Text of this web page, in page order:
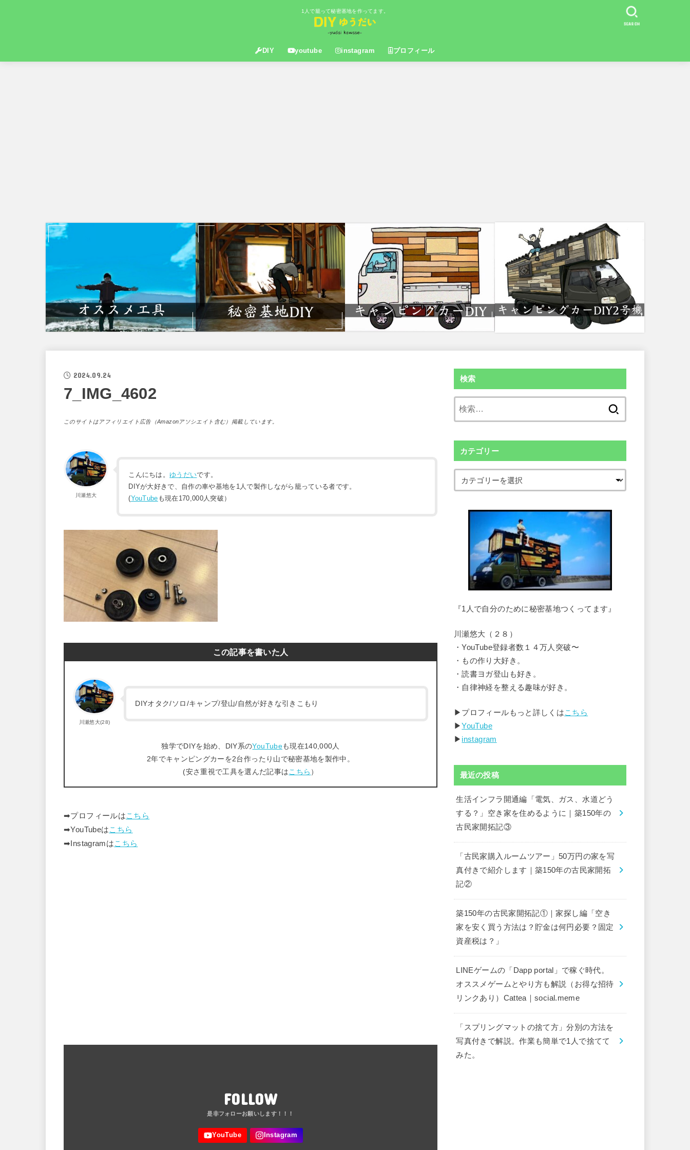
1人で籠って秘密基地を作ってます。
DIY youtube instagram プロフィール
SEARCH
2024.09.24
7_IMG_4602
このサイトはアフィリエイト広告（Amazonアソシエイト含む）掲載しています。
川瀬悠大
こんにちは。ゆうだいです。
DIYが大好きで、自作の車や基地を1人で製作しながら籠っている者です。
(YouTube も現在170,000人突破）
この記事を書いた人
川瀬悠大(28)
DIYオタク/ソロ/キャンプ/登山/自然が好きな引きこもり
独学でDIYを始め、DIY系のYouTubeも現在140,000人
2年でキャンピングカーを2台作ったり山で秘密基地を製作中。
(安さ重視で工具を選んだ記事はこちら ）
➡︎プロフィールはこちら
➡︎YouTubeはこちら
➡︎Instagramはこちら
FOLLOW
検索
カテゴリー
『1人で自分のために秘密基地つくってます』
川瀬悠大（２８）
・YouTube登録者数１４万人突破〜
・もの作り大好き。
・読書ヨガ登山も好き。
・自律神経を整える趣味が好き。
▶︎プロフィールもっと詳しくはこちら
▶︎YouTube
▶︎ instagram
最近の投稿
生活インフラ開通編「電気、ガス、水道どう
する？」空き家を住めるように｜築150年の
古民家開拓記③
「古民家購入ルームツアー」50万円の家を写
真付きで紹介します｜築150年の古民家開拓
記②
築150年の古民家開拓記①｜家探し編「空き
家を安く買う方法は？貯金は何円必要？固定
資産税は？」
LINEゲームの「Dapp portal」で稼ぐ時代。
オススメゲームとやり方も解説（お得な招待
リンクあり）Cattea｜social.meme
「スプリングマットの捨て方」分別の方法を
写真付きで解説。作業も簡単で1人で捨てて
みた。